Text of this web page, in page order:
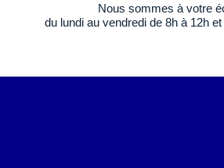
Nous sommes à votre
du lundi au vendredi de 8h à 12h